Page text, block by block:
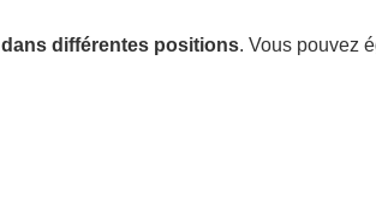
dans différentes positions. Vous pouvez